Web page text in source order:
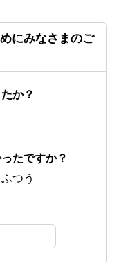
にみなさまのご
か？
たですか？
つう